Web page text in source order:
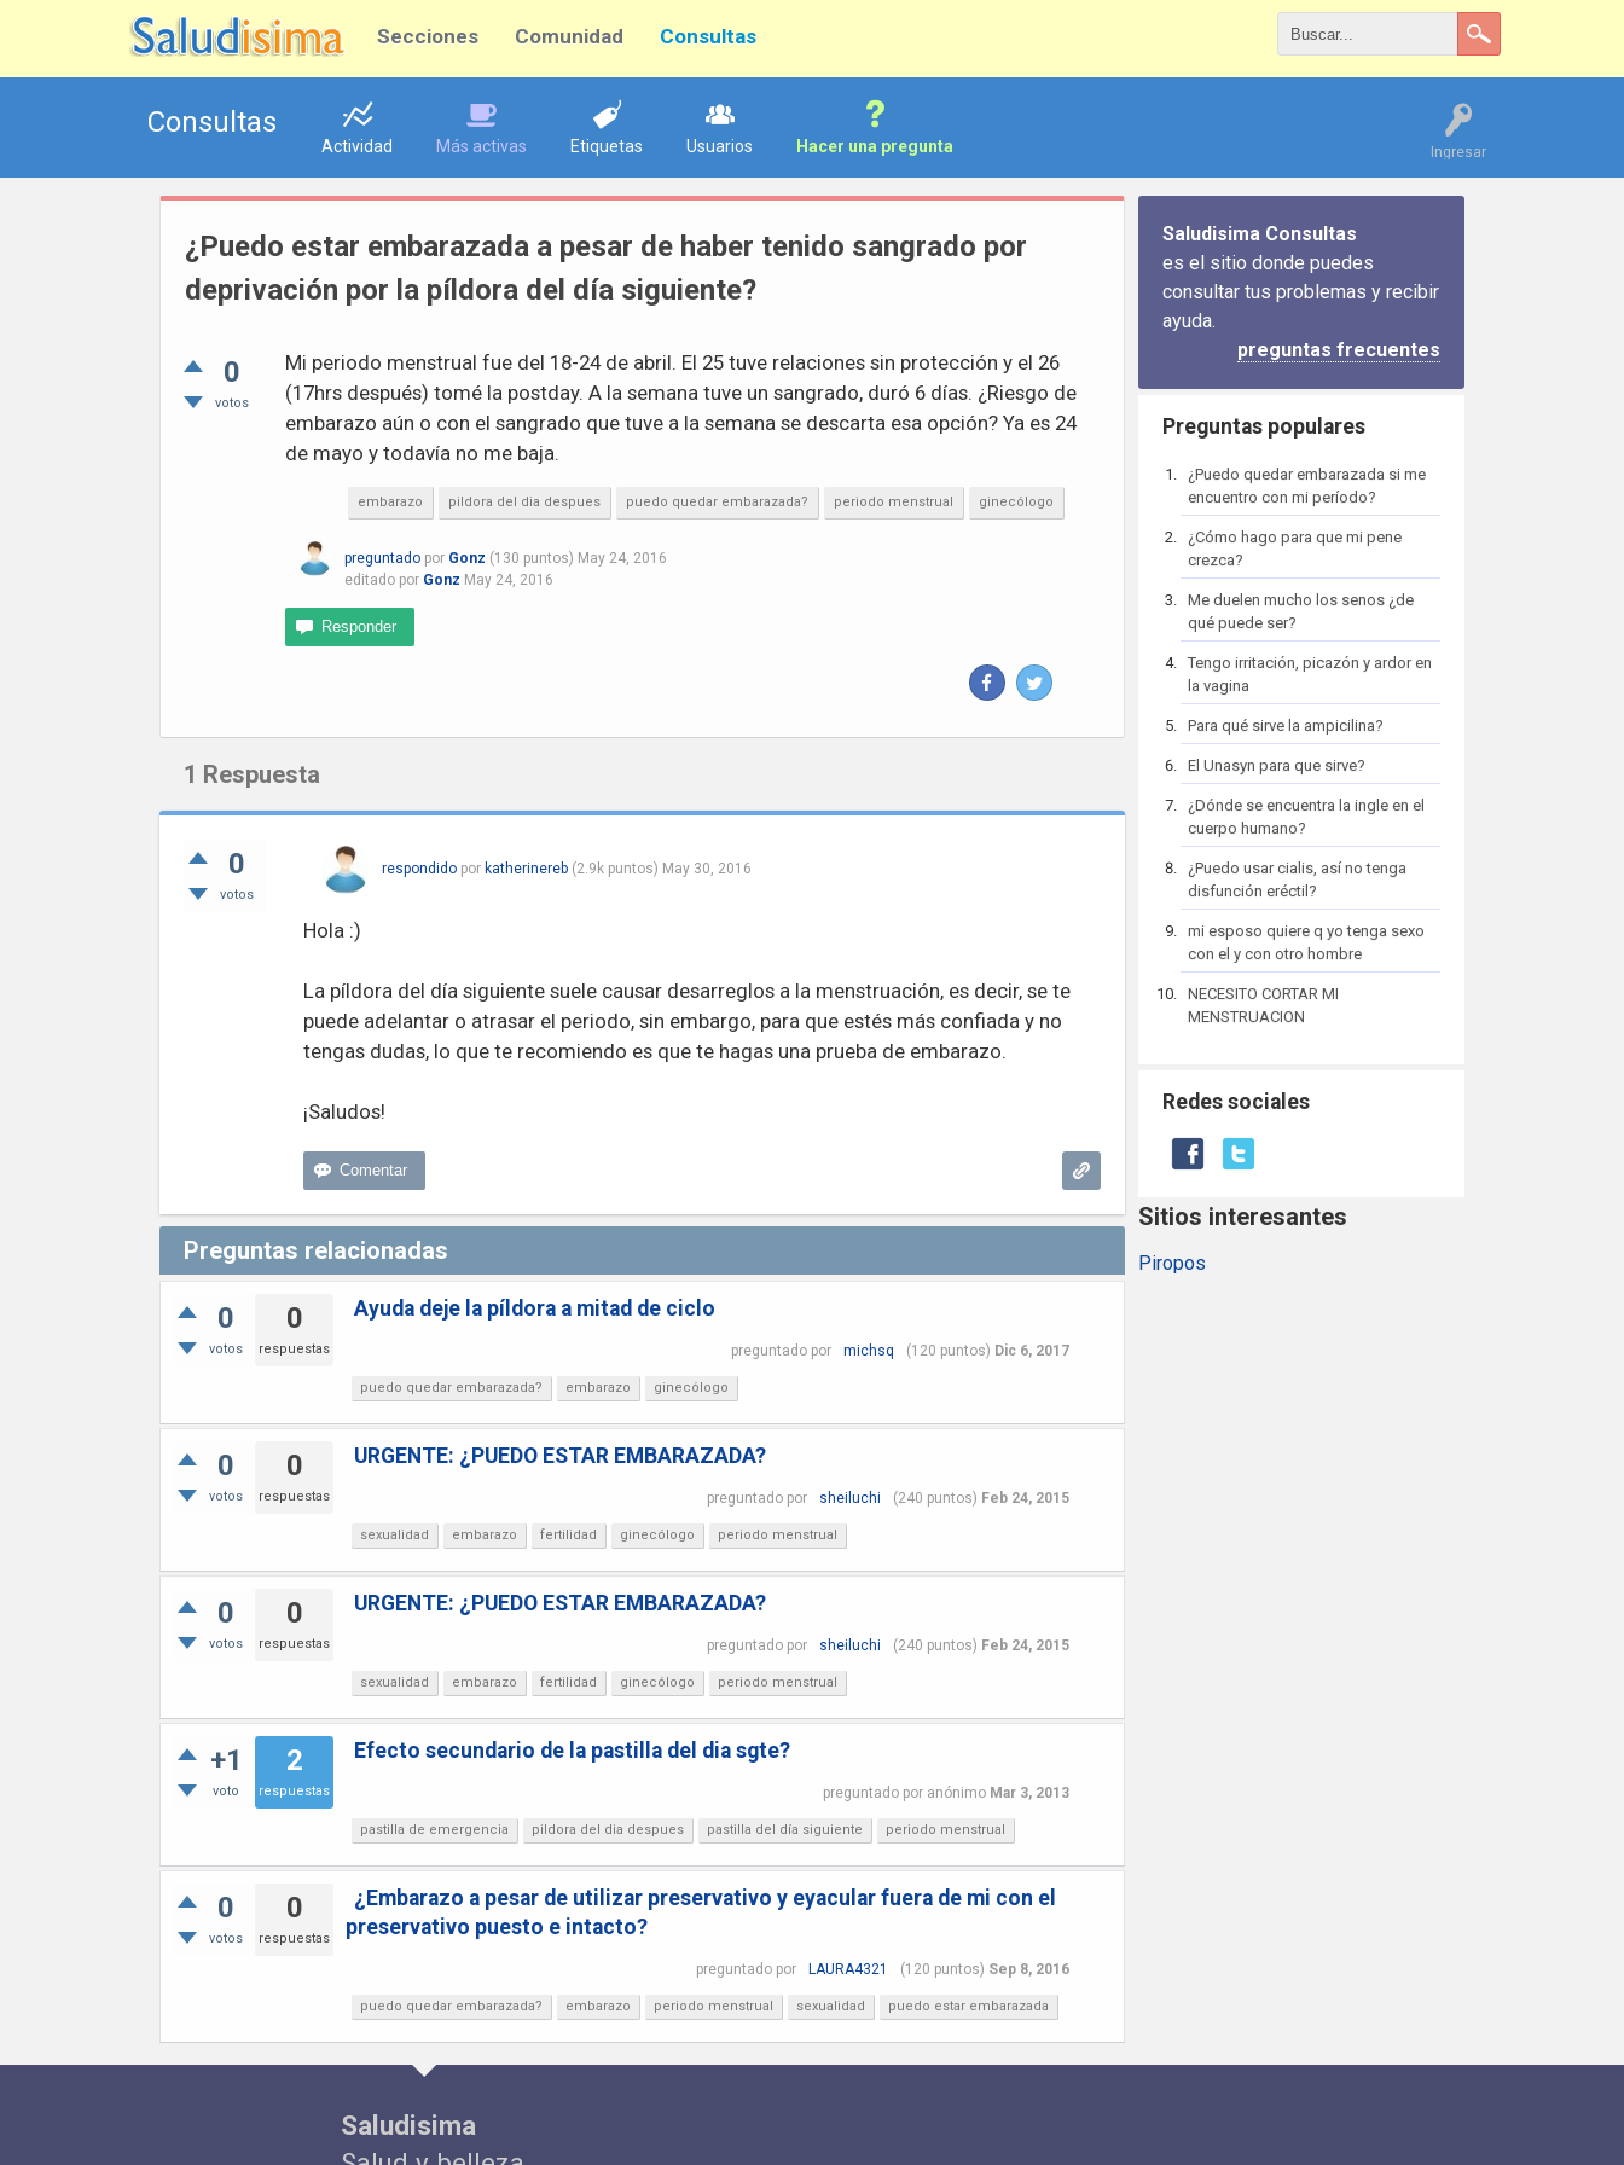
Secciones Comunidad Consultas
Ingresar
Consultas
Actividad Más activas Etiquetas Usuarios Hacer una pregunta
¿Puedo estar embarazada a pesar de haber tenido sangrado por
deprivación por la píldora del día siguiente?
0
votos
Mi periodo menstrual fue del 18-24 de abril. El 25 tuve relaciones sin protección y el 26
(17hrs después) tomé la postday. A la semana tuve un sangrado, duró 6 días. ¿Riesgo de
embarazo aún o con el sangrado que tuve a la semana se descarta esa opción? Ya es 24
de mayo y todavía no me baja.
embarazo pildora del dia despues puedo quedar embarazada? periodo menstrual ginecólogo
preguntado por Gonz (130 puntos) May 24, 2016
editado por Gonz May 24, 2016
1 Respuesta
0
votos
respondido por katherinereb (2.9kpuntos) May 30, 2016
Hola :)
La píldora del día siguiente suele causar desarreglos a la menstruación, es decir, se te
puede adelantar o atrasar el periodo, sin embargo, para que estés más confiada y no
tengas dudas, lo que te recomiendo es que te hagas una prueba de embarazo.
¡Saludos!
Preguntas relacionadas
0
votos
0
respuestas
Ayuda deje la píldora a mitad de ciclo
preguntado por michsq (120 puntos) Dic 6, 2017
puedo quedar embarazada? embarazo ginecólogo
0
votos
0
respuestas
URGENTE: ¿PUEDO ESTAR EMBARAZADA?
preguntado por sheiluchi (240 puntos) Feb 24, 2015
sexualidad embarazo fertilidad ginecólogo periodo menstrual
0
votos
0
respuestas
URGENTE: ¿PUEDO ESTAR EMBARAZADA?
preguntado por sheiluchi (240 puntos) Feb 24, 2015
sexualidad embarazo fertilidad ginecólogo periodo menstrual
+1
voto
2
respuestas
Efecto secundario de la pastilla del dia sgte?
preguntado por anónimo Mar 3, 2013
pastilla de emergencia pildora del dia despues pastilla del día siguiente periodo menstrual
0
votos
0
respuestas
¿Embarazo a pesar de utilizar preservativo y eyacular fuera de mi con el
preservativo puesto e intacto?
preguntado por LAURA4321 (120 puntos) Sep 8, 2016
puedo quedar embarazada? embarazo periodo menstrual sexualidad puedo estar embarazada
Saludisima Consultas
es el sitio donde puedes
consultar tus problemas y recibir
ayuda.
preguntas frecuentes
Preguntas populares
¿Puedo quedar embarazada si me
encuentro con mi período?
¿Cómo hago para que mi pene
crezca?
Me duelen mucho los senos ¿de
qué puede ser?
Tengo irritación, picazón y ardor en
la vagina
Para qué sirve la ampicilina?
El Unasyn para que sirve?
¿Dónde se encuentra la ingle en el
cuerpo humano?
¿Puedo usar cialis, así no tenga
disfunción eréctil?
mi esposo quiere q yo tenga sexo
con el y con otro hombre
NECESITO CORTAR MI
MENSTRUACION
Redes sociales
Sitios interesantes
Piropos
Saludisima